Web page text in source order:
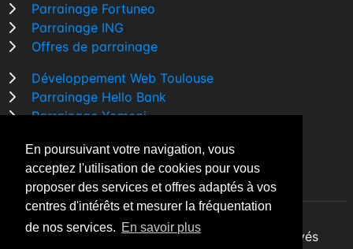
En poursuivant votre navigation, vous
acceptez l'utilisation de cookies pour vous
proposer des services et offres adaptés à vos
centres d'intérêts et mesurer la fréquentation
de nos services. En savoir plus
Parrainage Fortuneo
Parrainage ING
Offres de parrainage
Développement Web Toulouse
Parrainage Hello Bank
Parrainage Yomoni
Comparatif banque
By Night v5.7.3| © 2026 - Tous droits réservés